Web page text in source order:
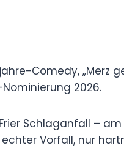
Comedy, „Merz
2026.
Schlaganfall – am
echter Vorfall, nur